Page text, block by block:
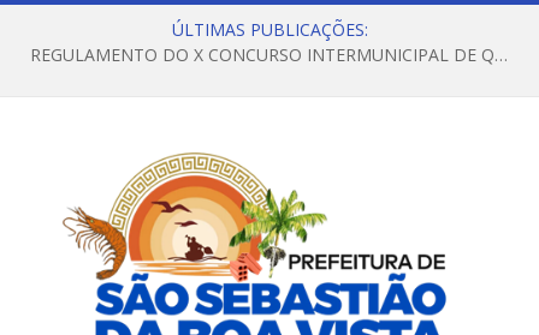
ÚLTIMAS PUBLICAÇÕES:
REGULAMENTO DO X CONCURSO INTERMUNICIPAL DE QUADRILHAS JUNINAS – 2026 – ARRAIÁ DA VENEZA